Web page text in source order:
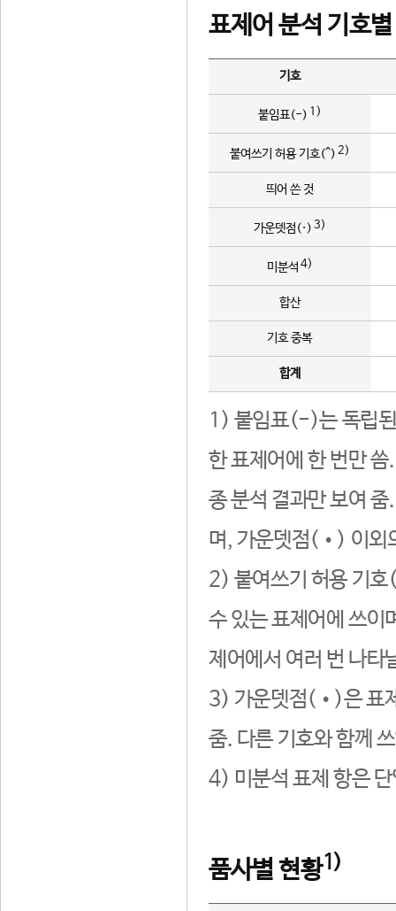
표제어 분석 기호
기호
붙임표(-) 1)
붙여쓰기 허용 기호(^) 2)
띄어 쓴 것
가운뎃점(·) 3)
미분석 4)
합산
기호 중복
합계
1) 붙임표(-)는 독립된
한 표제어에 한 번만
종 분석 결과만 보여
며, 가운뎃점(•) 이외
2) 붙여쓰기 허용 기호
수 있는 표제어에 쓰이
제어에서 여러 번 나타
3) 가운뎃점(•)은 표
줌. 다른 기호와 함께
4) 미분석 표제 항은
품사별 현황1)